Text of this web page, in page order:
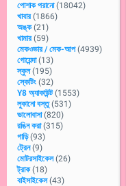
পোশাক পরানো (18042)
খাবার (1866)
অঙ্ক (21)
খামার (59)
মেকওভার / মেক-আপ (4939)
গোয়েন্দা (13)
স্কুল (195)
স্কেটিং (32)
Y8 অ্যাকাউন্ট (1553)
লুকানো বস্তু (531)
ভালোবাসা (820)
রঙিন করা (315)
গাড়ি (93)
ট্রেন (9)
মোটরসাইকেল (26)
ট্রাক (18)
বাইসাইকেল (43)